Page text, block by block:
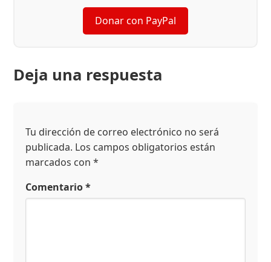
Donar con PayPal
Deja una respuesta
Tu dirección de correo electrónico no será
publicada. Los campos obligatorios están
marcados con*
Comentario*